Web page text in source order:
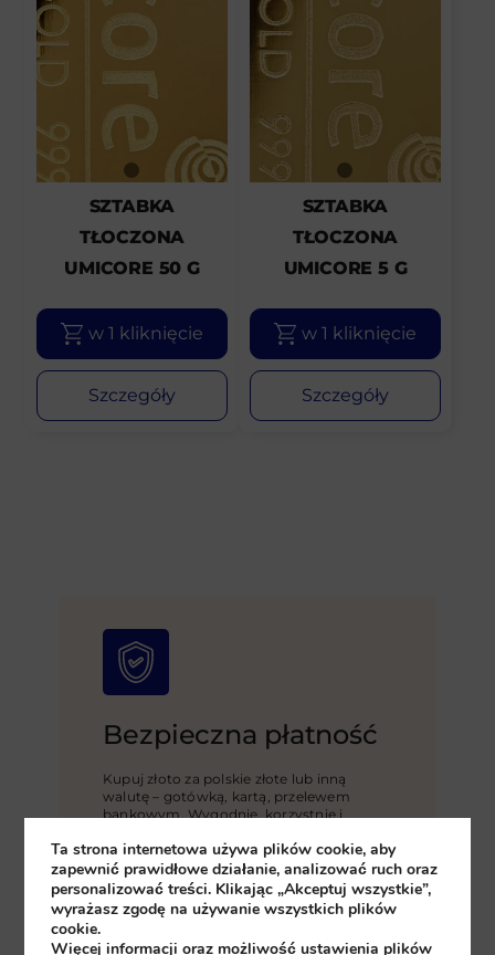
SZTABKA
TŁOCZONA
UMICORE 50 G
w 1 kliknięcie
Szczegóły
SZTABKA
TŁOCZONA
UMICORE 5 G
w 1 kliknięcie
Szczegóły
Bezpieczna płatność
Kupuj złoto za polskie złote lub inną
walutę – gotówką, kartą, przelewem
bankowym. Wygodnie, korzystnie i
Skontaktuj się z nami!
Ta strona internetowa używa plików cookie, aby
zapewnić prawidłowe działanie, analizować ruch oraz
personalizować treści. Klikając „Akceptuj wszystkie”,
wyrażasz zgodę na używanie wszystkich plików
cookie.
Więcej informacji oraz możliwość ustawienia plików